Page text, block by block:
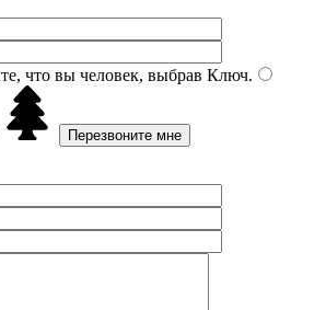
что вы человек, выбрав Ключ.